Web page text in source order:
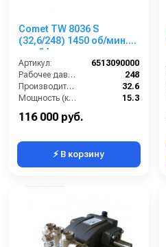
Comet TW 8036 S
(32,6/248) 1450 об/мин.
вал 24мм
Артикул:
6513090000
Рабочее давление (бар):
248
Производительность (л/мин):
32.6
Мощность (кВт):
15.3
116 000 руб.
⚡ В корзину